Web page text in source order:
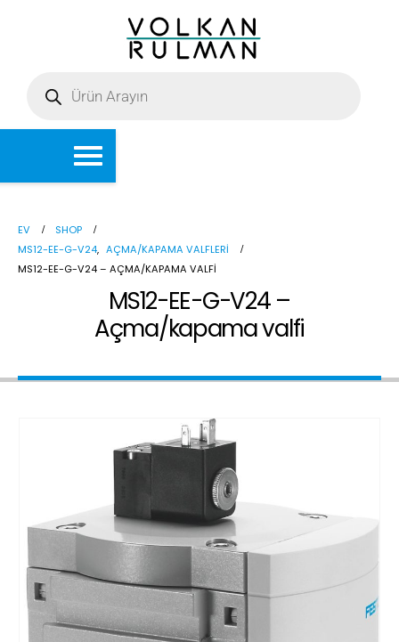
EV
SHOP
MS12-EE-G-V24, AÇMA/KAPAMA VALFLERI
MS12-EE-G-V24 – AÇMA/KAPAMA VALFI
MS12-EE-G-V24 –
Açma/kapama valfi